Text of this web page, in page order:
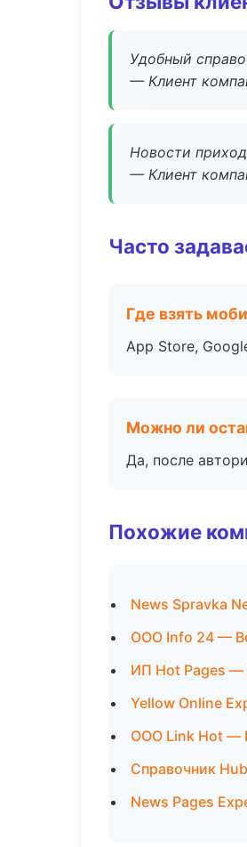
Удобный
— Клиент
Новости
— Клиент
Часто
Где взять
App Store,
Можно ли
Да, после
Похожие
News Spravka
ООО Info 24 —
ИП Hot Pages —
Yellow Online
ООО Link Hot —
Справочник
News Pages